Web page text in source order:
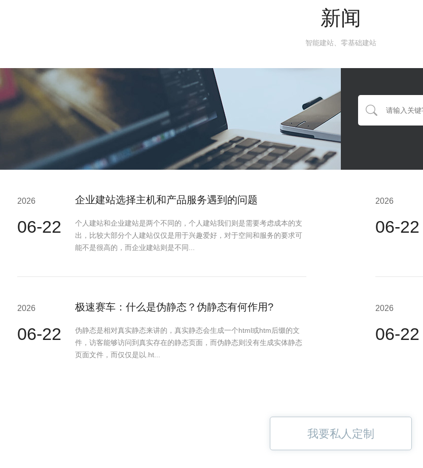
新闻
智能建站、零基础建站
2026
06-22
企业建站选择主机和产品服务遇到的问题
个人建站和企业建站是两个不同的，个人建站我们则是需要考虑成本的支
出，比较大部分个人建站仅仅是用于兴趣爱好，对于空间和服务的要求可
能不是很高的，而企业建站则是不同...
2026
06-22
2026
06-22
极速赛车：什么是伪静态？伪静态有何作用?
伪静态是相对真实静态来讲的，真实静态会生成一个html或htm后缀的文
件，访客能够访问到真实存在的静态页面，而伪静态则没有生成实体静态
页面文件，而仅仅是以.ht...
2026
06-22
我要私人定制